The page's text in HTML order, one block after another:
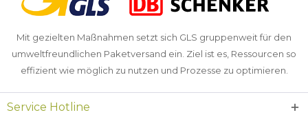
Mit gezielten Maßnahmen setzt sich GLS gruppenweit für den
umweltfreundlichen Paketversand ein. Ziel ist es, Ressourcen so
effizient wie möglich zu nutzen und Prozesse zu optimieren.
Service Hotline